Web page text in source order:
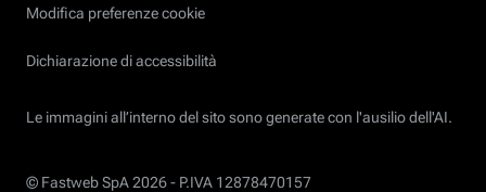
Modifica preferenze cookie
Dichiarazione di accessibilità
Le immagini all’interno del sito sono generate con l'ausilio dell'AI.
© Fastweb SpA 2026 - P.IVA 12878470157